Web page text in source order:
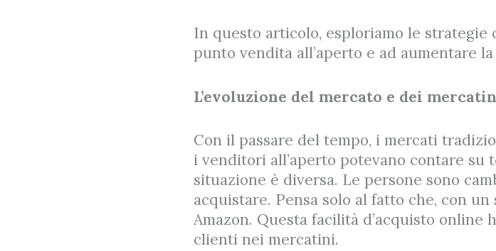
In questo articolo, esploriamo le
punto vendita all’aperto e ad aumentare
L’evoluzione del mercato e dei
Con il passare del tempo, i mercati
i venditori all’aperto potevano contare su
situazione è diversa. Le persone sono
acquistare. Pensa solo al fatto che, con
Amazon. Questa facilità d’acquisto
clienti nei mercatini.